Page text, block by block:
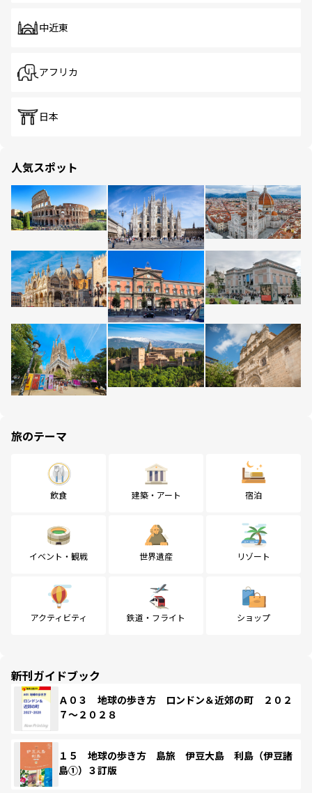
中近東
アフリカ
日本
人気スポット
旅のテーマ
飲食 建築・アート 宿泊
イベント・観戦 世界遺産 リゾート
アクティビティ 鉄道・フライト ショップ
新刊ガイドブック
Ａ０３ 地球の歩き方 ロンドン＆近郊の町 ２０２
７～２０２８
１５ 地球の歩き方 島旅 伊豆大島 利島（伊豆諸
島①）３訂版